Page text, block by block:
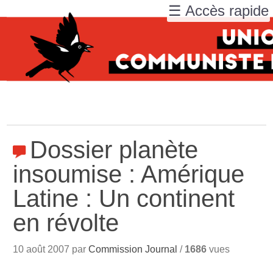
Dossier planète
insoumise : Amérique
Latine : Un continent
en révolte
10 août 2007 parCommission Journal / 1686 vues
☰ Accès rapide